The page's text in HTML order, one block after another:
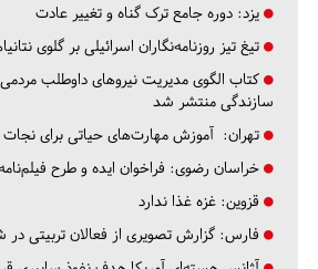
یزد: دوره جامع ترک گناه و تغییر عادت
تیغ تیز روزنامه‌نگاران اسرائیلی بر گلوی
کتاب الگوی مدیریت نیروهای داوطلب
سازندگی منتشر شد
تهران: آموزش مهارت‌های حیاتی برای
خراسان رضوی: فراخوان ایده و طرح
قزوین: غزه غذا ندارد
فارس: گزارش تصویری از فعالان تربیتی در